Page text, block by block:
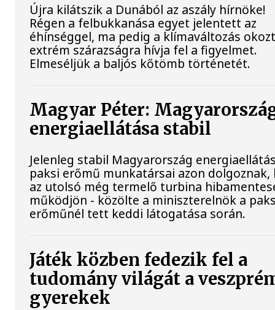
Újra kilátszik a Dunából az aszály hírnöke!
Régen a felbukkanása egyet jelentett az
éhínséggel, ma pedig a klímaváltozás
extrém szárazságra hívja fel a figyelmet.
Elmeséljük a baljós kőtömb történetét.
Magyar Péter:
energiaellátása stabil
Jelenleg stabil Magyarország
paksi erőmű munkatársai azon dolgoznak,
az utolsó még termelő turbina
működjön - közölte a miniszterelnök a
erőműnél tett keddi látogatása során.
Játék közben fedezik fel a
tudomány világát a
gyerekek